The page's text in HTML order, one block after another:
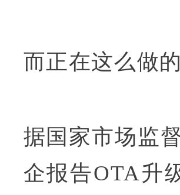
而正在这么做
据国家市场监
企报告OTA升